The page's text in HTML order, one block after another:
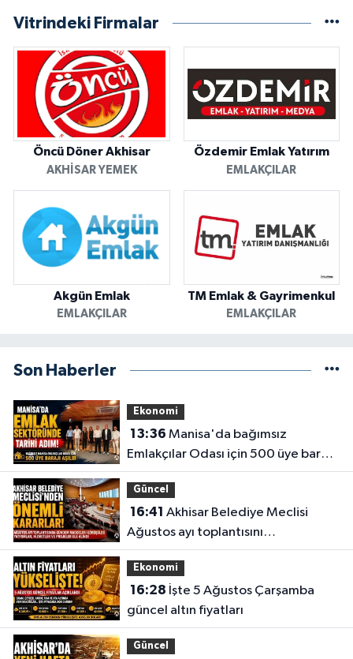
Vitrindeki Firmalar
Öncü Döner Akhisar
AKHISAR YEMEK
Özdemir Emlak Yatırım
EMLAKÇILAR
Akgün Emlak
EMLAKÇILAR
TM Emlak & Gayrimenkul
EMLAKÇILAR
Son Haberler
Ekonomi
13:36
Emlakçılar Odası için 500 üye barajı
aşıldı
Güncel
16:41
Ağustos ayı toplantısını
gerçekleştirdi
Ekonomi
16:28
güncel altın fiyatları
Güncel